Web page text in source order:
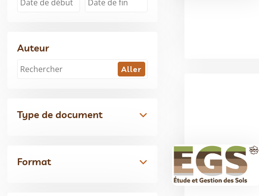
Auteur
Type de document
Format